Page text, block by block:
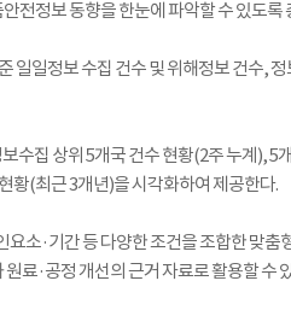
전정보 동향을 한눈에 파악할 수 있도록
일일정보 수집 건수 및 위해정보 건수,
수집 상위 5개국 건수 현황(2주 누계),
황(최근 3개년)을 시각화하여 제공한다.
소·기간 등 다양한 조건을 조합한 맞
료·공정 개선의 근거 자료로 활용할 수